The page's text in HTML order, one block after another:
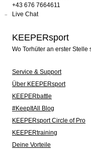
+43 676 7664611
Live Chat
KEEPERsport
Wo Torhüter an erster Stelle
Service & Support
Über KEEPERsport
KEEPERbattle
#KeepItAll Blog
KEEPERsport Circle of Pro
KEEPERtraining
Deine Vorteile